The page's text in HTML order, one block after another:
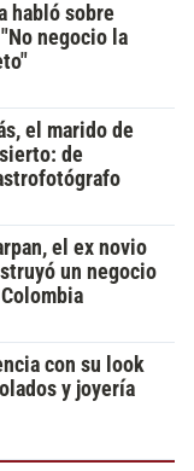
habló sobre
negocio la
el marido de
de
el ex novio
un negocio
con su look
y joyería